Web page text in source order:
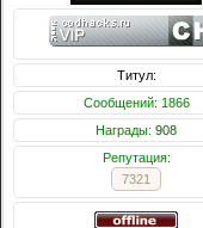
Титул:
Сообщений: 1866
Награды: 908
Репутация:
7321